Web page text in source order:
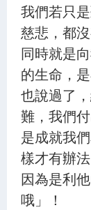
我們若只
慈悲，都
同時就是
的生命，
也說過了
難，我們
是成就我
樣才有辦
因為是利
哦」！